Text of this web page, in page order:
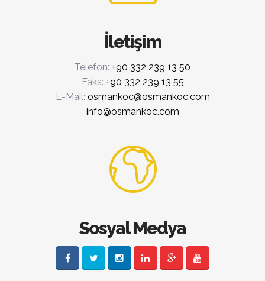
İletişim
Telefon: +90 332 239 13 50
Faks: +90 332 239 13 55
E-Mail: osmankoc@osmankoc.com
info@osmankoc.com
Sosyal Medya